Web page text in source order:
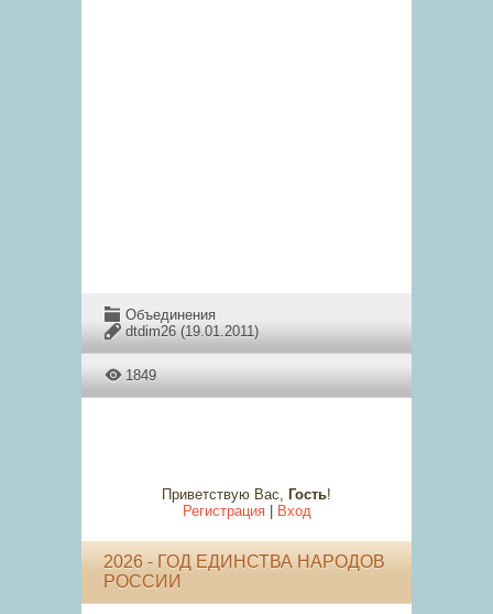
Объединения
dtdim26 (19.01.2011)
1849
Приветствую Вас, Гость!
Регистрация| Вход
2026 - ГОД ЕДИНСТВА НАРОДОВ
РОССИИ